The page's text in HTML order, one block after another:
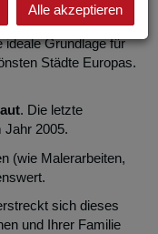
Platz mit einem
ideale Grundlage für
Städte Europas.
. Die letzte
Jahr 2005.
(wie Malerarbeiten,
sich dieses
und Ihrer Familie
Alle akzeptieren